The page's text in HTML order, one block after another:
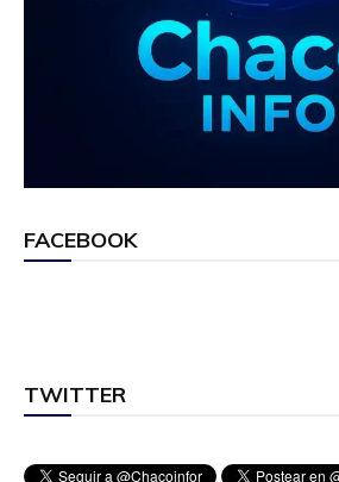
FACEBOOK
TWITTER